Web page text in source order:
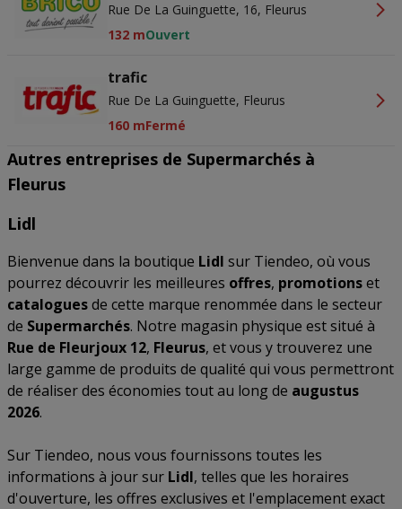
Rue De La Guinguette, 16, Fleurus
132 mOuvert
trafic
Rue De La Guinguette, Fleurus
160 mFermé
Autres entreprises de Supermarchés à
Fleurus
Lidl
Bienvenue dans la boutique Lidl sur Tiendeo, où vous
pourrez découvrir les meilleures offres, promotionset
cataloguesde cette marque renommée dans le secteur
de Supermarchés. Notre magasin physique est situé à
Rue de Fleurjoux 12, Fleurus, et vous y trouverez une
large gamme de produits de qualité qui vous permettront
de réaliser des économies tout au long de augustus
2026.
Sur Tiendeo, nous vous fournissons toutes les
informations à jour sur Lidl, telles que les horaires
d'ouverture, les offres exclusives et l'emplacement exact